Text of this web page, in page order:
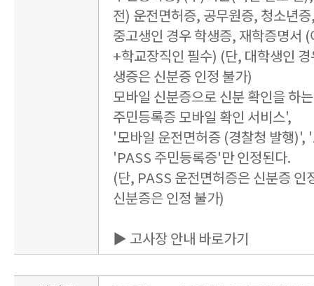
전) 운전면허증, 공무원증, 청소년
중고생인 경우 학생증, 재학증명서
+학교장직인 필수) (단, 대학생인
생증은 신분증 인정 불가)
모바일 신분증으로 신분 확인을 하
주민등록증 모바일 확인 서비스',
'모바일 운전면허증 (경찰청 발행)',
'PASS 주민등록증'만 인정된다.
(단, PASS 운전면허증은 신분증 인
신분증은 인정 불가)
▶ 고사장 안내 바로가기